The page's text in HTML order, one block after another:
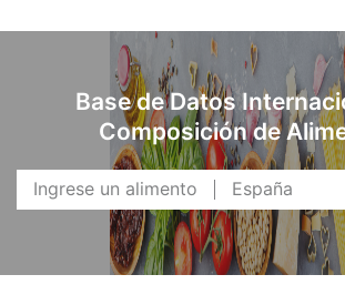
Base de Datos
Composición de